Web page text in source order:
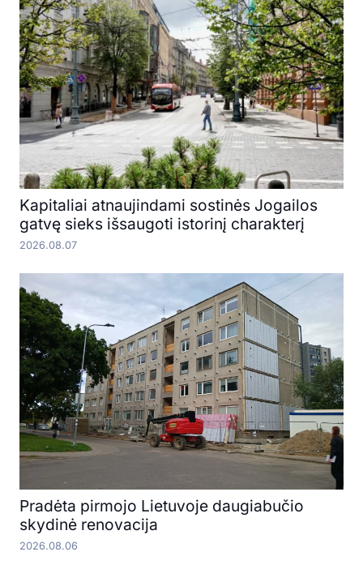
Kapitaliai atnaujindami sostinės Jogailos
gatvę sieks išsaugoti istorinį charakterį
2026.08.07
Pradėta pirmojo Lietuvoje daugiabučio
skydinė renovacija
2026.08.06